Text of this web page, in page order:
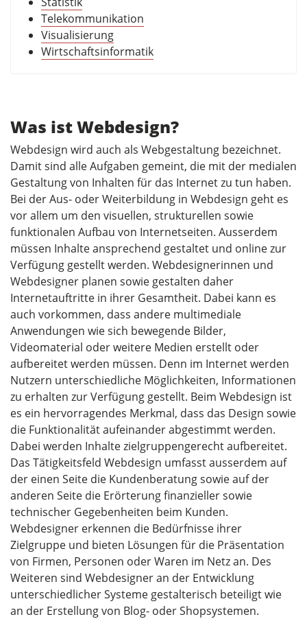
Was ist Webdesign?
Webdesign wird auch als Webgestaltung bezeichnet.
Damit sind alle Aufgaben gemeint, die mit der medialen
Gestaltung von Inhalten für das Internet zu tun haben.
Bei der Aus- oder Weiterbildung in Webdesign geht es
vor allem um den visuellen, strukturellen sowie
funktionalen Aufbau von Internetseiten. Ausserdem
müssen Inhalte ansprechend gestaltet und online zur
Verfügung gestellt werden. Webdesignerinnen und
Webdesigner planen sowie gestalten daher
Internetauftritte in ihrer Gesamtheit. Dabei kann es
auch vorkommen, dass andere multimediale
Anwendungen wie sich bewegende Bilder,
Videomaterial oder weitere Medien erstellt oder
aufbereitet werden müssen. Denn im Internet werden
Nutzern unterschiedliche Möglichkeiten, Informationen
zu erhalten zur Verfügung gestellt. Beim Webdesign ist
es ein hervorragendes Merkmal, dass das Design sowie
die Funktionalität aufeinander abgestimmt werden.
Dabei werden Inhalte zielgruppengerecht aufbereitet.
Das Tätigkeitsfeld Webdesign umfasst ausserdem auf
der einen Seite die Kundenberatung sowie auf der
anderen Seite die Erörterung finanzieller sowie
technischer Gegebenheiten beim Kunden.
Webdesigner erkennen die Bedürfnisse ihrer
Zielgruppe und bieten Lösungen für die Präsentation
von Firmen, Personen oder Waren im Netz an. Des
Weiteren sind Webdesigner an der Entwicklung
unterschiedlicher Systeme gestalterisch beteiligt wie
an der Erstellung von Blog- oder Shopsystemen.
Telekommunikation
Visualisierung
Wirtschaftsinformatik